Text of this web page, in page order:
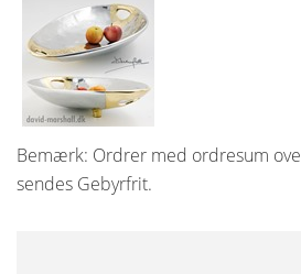
Bemærk: Ordrer med ordresum
sendes Gebyrfrit.